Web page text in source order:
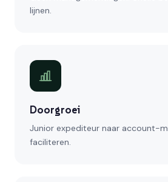
lijnen.
Doorgroei
Junior expediteur naar account-
faciliteren.